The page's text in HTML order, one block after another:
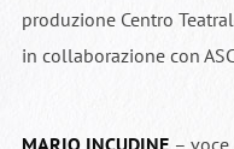
produzione Centro
in collaborazione con